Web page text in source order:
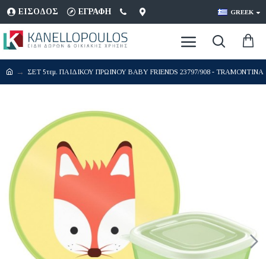
ΕΊΣΟΔΟΣ ΕΓΡΑΦΉ GREEK
ΣΕΤ 5τεμ. ΠΑΙΔΙΚΟΥ ΠΡΩΙΝΟΥ BABY FRIENDS 23797/908 - TRAMONTINA